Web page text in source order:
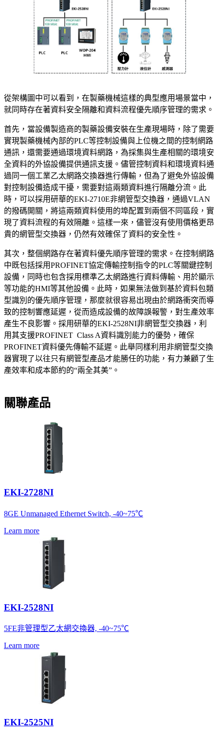
從架構圖中可以看到，在製藥機械這樣的典型應用場景當中，
就同時存在著資料安全隔離和資料流程優先順序管理的需求。
首先，當設備製造商的製藥設備安裝在生產現場時，除了需要
實現製藥機械內部的PLC等控制設備與上位機之間的控制網路
通訊，還需要通過環境資料網路，為採集與生產相關的環境安
全資料的外協設備提供通訊支援。儘管控制資料和環境資料通
過同一個工業乙太網路交換器進行傳輸，但為了避免外協設備
對控制設備造成干擾，需要對這兩類資料進行隔離分流。此
時，可以採用研華的EKI-2710E非網管型交換器，通過VLAN
的撥碼開關，將這兩類資料使用的埠配置到兩個不同區段，實
現了資料流程的有效隔離。這樣一來，儘管沒有使用價格更昂
貴的網管型交換器，仍然有效確保了資料的安全性。
其次，整個網路存在著資料優先順序管理的需求。在控制網路
中既包括採用PROFINET協定傳輸控制指令的PLC等關鍵控制
設備，同時也包含採用標準乙太網路進行資料傳輸、用於顯示
等功能的HMI等其他設備。此時，如果無法做到基於資料包類
型識別的優先順序管理，那麼就很容易出現由於網路衝突而導
致的控制響應延遲，從而造成設備的故障誤報警，對生產效率
產生不良影響。採用研華的EKI-2528NI非網管型交換器，利
用其支援PROFINET Class A資料識別能力的優勢，確保
PROFINET資料優先傳輸不延遲。此舉同樣利用非網管型交換
器實現了以往只有網管型產品才能勝任的功能，有力兼顧了生
產效率和成本節約的“兩全其美”。
關聯產品
EKI-2728NI
8GE Unmanaged Ethernet Switch, -40~75℃
Learn more
EKI-2528NI
5FE非管理型乙太網交換器, -40~75℃
Learn more
EKI-2525NI